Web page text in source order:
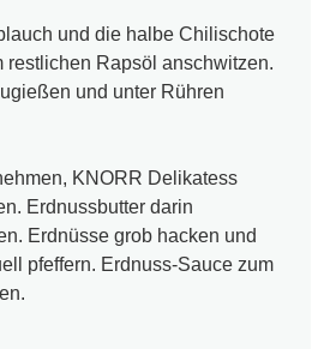
und die halbe Chilischote
restlichen Rapsöl anschwitzen.
und unter Rühren
KNORR Delikatess
Erdnussbutter darin
Erdnüsse grob hacken und
pfeffern. Erdnuss-Sauce zum